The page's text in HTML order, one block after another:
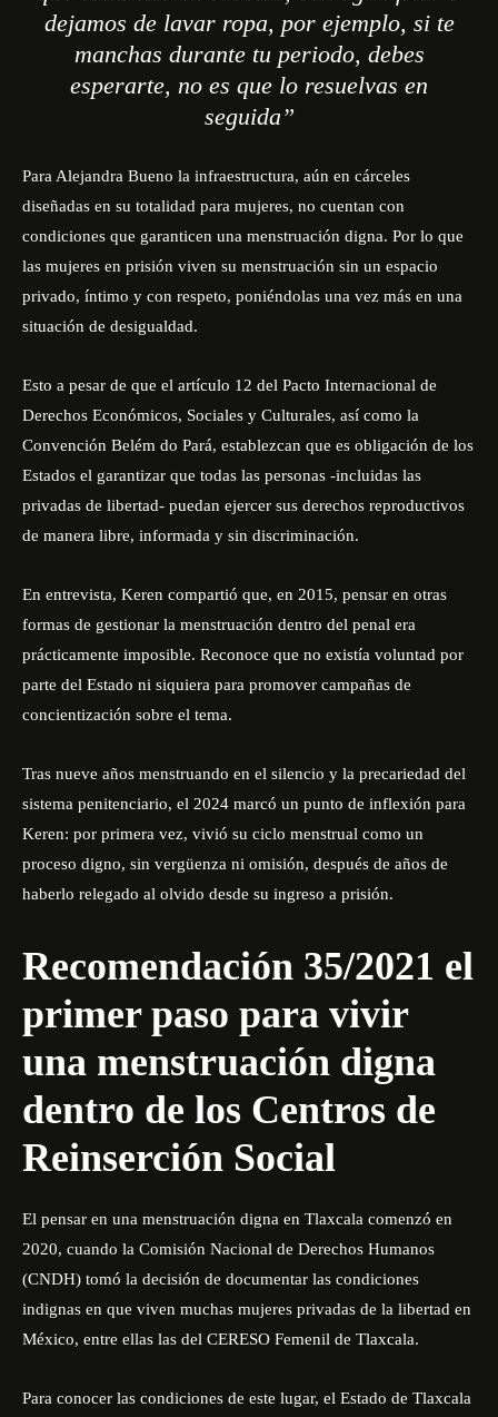
dejamos de lavar ropa, por ejemplo, si te
manchas durante tu periodo, debes
esperarte, no es que lo resuelvas en
seguida”
Para Alejandra Bueno la infraestructura, aún en cárceles
diseñadas en su totalidad para mujeres, no cuentan con
condiciones que garanticen una menstruación digna. Por lo que
las mujeres en prisión viven su menstruación sin un espacio
privado, íntimo y con respeto, poniéndolas una vez más en una
situación de desigualdad.
Esto a pesar de que el artículo 12 del Pacto Internacional de
Derechos Económicos, Sociales y Culturales, así como la
Convención Belém do Pará, establezcan que es obligación de los
Estados el garantizar que todas las personas -incluidas las
privadas de libertad- puedan ejercer sus derechos reproductivos
de manera libre, informada y sin discriminación.
En entrevista, Keren compartió que, en 2015, pensar en otras
formas de gestionar la menstruación dentro del penal era
prácticamente imposible. Reconoce que no existía voluntad por
parte del Estado ni siquiera para promover campañas de
concientización sobre el tema.
Tras nueve años menstruando en el silencio y la precariedad del
sistema penitenciario, el 2024 marcó un punto de inflexión para
Keren: por primera vez, vivió su ciclo menstrual como un
proceso digno, sin vergüenza ni omisión, después de años de
haberlo relegado al olvido desde su ingreso a prisión.
Recomendación 35/2021 el
primer paso para vivir
una menstruación digna
dentro de los Centros de
Reinserción Social
El pensar en una menstruación digna en Tlaxcala comenzó en
2020, cuando la Comisión Nacional de Derechos Humanos
(CNDH) tomó la decisión de documentar las condiciones
indignas en que viven muchas mujeres privadas de la libertad en
México, entre ellas las del CERESO Femenil de Tlaxcala.
Para conocer las condiciones de este lugar, el Estado de Tlaxcala